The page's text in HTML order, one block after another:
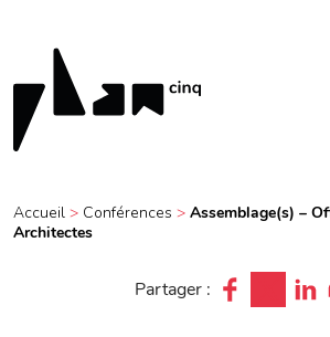
RESSOURCES
Résidences
Visites
Accueil > Conférences > Assemblage(s) –
Architectes
Partager :